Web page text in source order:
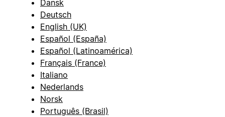
Dansk
Deutsch
English (UK)
Español (España)
Español (Latinoamérica)
Français (France)
Italiano
Nederlands
Norsk
Português (Brasil)